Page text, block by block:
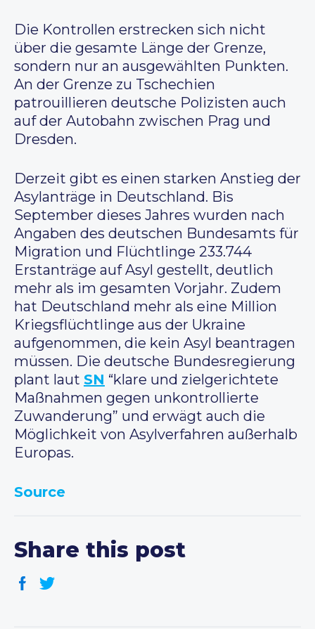
Die Kontrollen erstrecken sich nicht
über die gesamte Länge der Grenze,
sondern nur an ausgewählten Punkten.
An der Grenze zu Tschechien
patrouillieren deutsche Polizisten auch
auf der Autobahn zwischen Prag und
Dresden.
Derzeit gibt es einen starken Anstieg der
Asylanträge in Deutschland. Bis
September dieses Jahres wurden nach
Angaben des deutschen Bundesamts für
Migration und Flüchtlinge 233.744
Erstanträge auf Asyl gestellt, deutlich
mehr als im gesamten Vorjahr. Zudem
hat Deutschland mehr als eine Million
Kriegsflüchtlinge aus der Ukraine
aufgenommen, die kein Asyl beantragen
müssen. Die deutsche Bundesregierung
plant laut SN “klare und zielgerichtete
Maßnahmen gegen unkontrollierte
Zuwanderung” und erwägt auch die
Möglichkeit von Asylverfahren außerhalb
Europas.
Source
Share this post